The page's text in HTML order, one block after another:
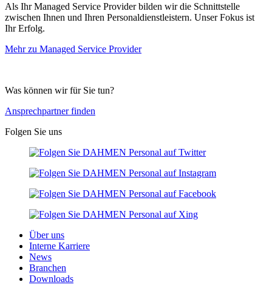
Als Ihr Managed Service Provider bilden wir die Schnittstelle
zwischen Ihnen und Ihren Personaldienstleistern. Unser Fokus ist
Ihr Erfolg.
Mehr zu Managed Service Provider
Was können wir für Sie tun?
Ansprechpartner finden
Folgen Sie uns
Über uns
Interne Karriere
News
Branchen
Downloads